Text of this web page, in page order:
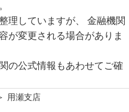
理していますが、 金融機関
が変更される場合がありま
の公式情報もあわせてご確
用瀬支店